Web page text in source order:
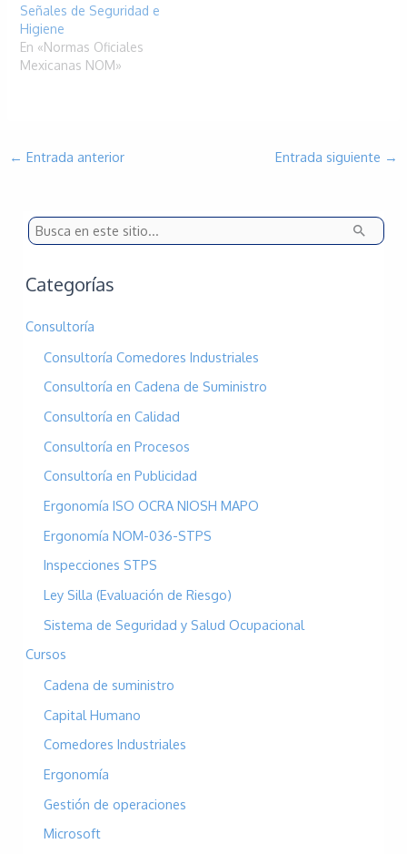
Señales de Seguridad e
Higiene
En «Normas Oficiales
Mexicanas NOM»
← Entrada anterior Entrada siguiente →
B
s
a
Categorías
Consultoría
Consultoría Comedores Industriales
Consultoría en Cadena de Suministro
Consultoría en Calidad
Consultoría en Procesos
Consultoría en Publicidad
Ergonomía ISO OCRA NIOSH MAPO
Ergonomía NOM-036-STPS
Inspecciones STPS
Ley Silla (Evaluación de Riesgo)
Sistema de Seguridad y Salud Ocupacional
Cursos
Cadena de suministro
Capital Humano
Comedores Industriales
Ergonomía
Gestión de operaciones
Microsoft